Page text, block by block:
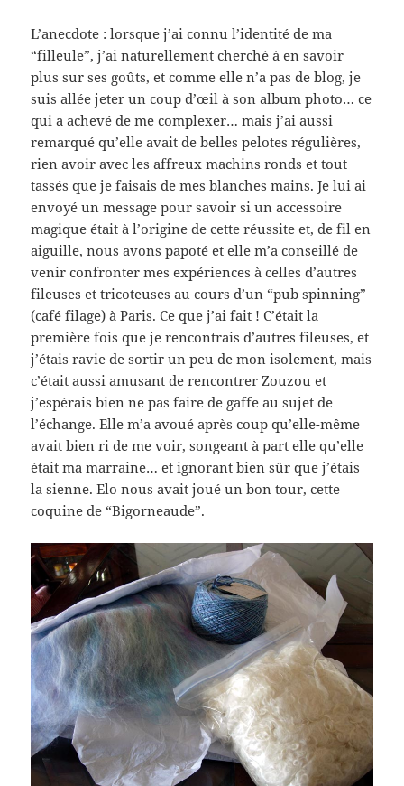
L’anecdote : lorsque j’ai connu l’identité de ma
“filleule”, j’ai naturellement cherché à en savoir
plus sur ses goûts, et comme elle n’a pas de blog, je
suis allée jeter un coup d’œil à son album photo… ce
qui a achevé de me complexer… mais j’ai aussi
remarqué qu’elle avait de belles pelotes régulières,
rien avoir avec les affreux machins ronds et tout
tassés que je faisais de mes blanches mains. Je lui ai
envoyé un message pour savoir si un accessoire
magique était à l’origine de cette réussite et, de fil en
aiguille, nous avons papoté et elle m’a conseillé de
venir confronter mes expériences à celles d’autres
fileuses et tricoteuses au cours d’un “pub spinning”
(café filage) à Paris. Ce que j’ai fait ! C’était la
première fois que je rencontrais d’autres fileuses, et
j’étais ravie de sortir un peu de mon isolement, mais
c’était aussi amusant de rencontrer Zouzou et
j’espérais bien ne pas faire de gaffe au sujet de
l’échange. Elle m’a avoué après coup qu’elle-même
avait bien ri de me voir, songeant à part elle qu’elle
était ma marraine… et ignorant bien sûr que j’étais
la sienne. Elo nous avait joué un bon tour, cette
coquine de “Bigorneaude”.